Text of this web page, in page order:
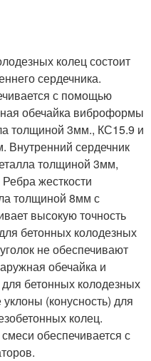
колец состоит
сердечника.
с помощью
обечайка виброформы
толщиной 3мм., КС15.9 и
Внутренний сердечник
толщиной 3мм,
жесткости
толщиной 8мм с
высокую точность
бетонных колодезных
не обеспечивают
обечайка и
бетонных колодезных
(конусность) для
колец.
обеспечивается с